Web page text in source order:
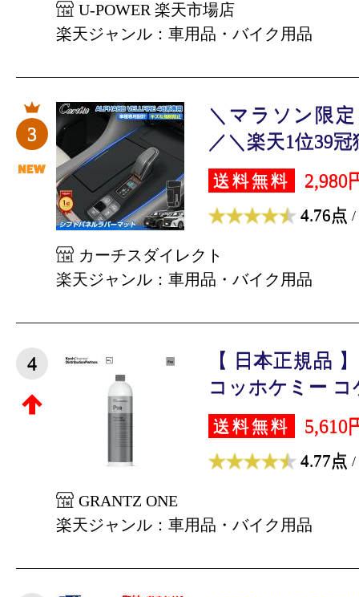
U-POWER 楽天市場店
楽天ジャンル：車用品・バイク用品
3
＼マラソン限定
／＼楽天1位39
送料無料 2,980
4.76点 /
カーチスダイレクト
楽天ジャンル：車用品・バイク用品
4
【 日本正規品
コッホケミー コ
送料無料 5,610
4.77点 /
GRANTZ ONE
楽天ジャンル：車用品・バイク用品